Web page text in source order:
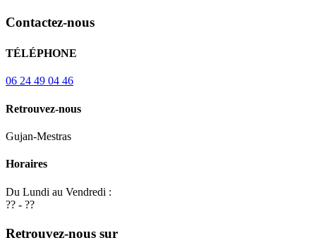
Contactez-nous
TÉLÉPHONE
06 24 49 04 46
Retrouvez-nous
Gujan-Mestras
Horaires
Du Lundi au Vendredi :
?? - ??
Retrouvez-nous sur